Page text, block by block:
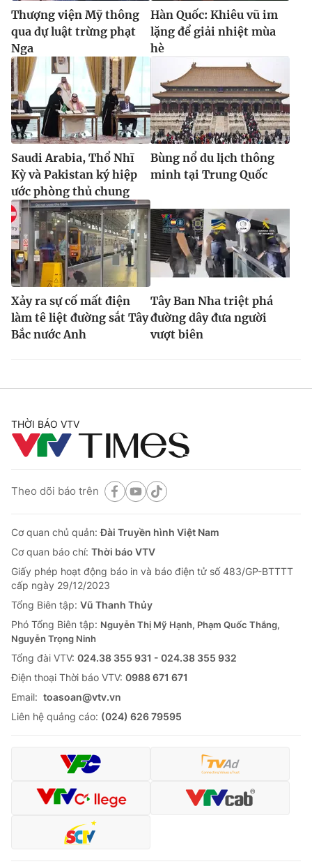
Thượng viện Mỹ thông
qua dự luật trừng phạt
Nga
Hàn Quốc: Khiêu vũ im
lặng để giải nhiệt mùa
hè
Saudi Arabia, Thổ Nhĩ
Kỳ và Pakistan ký hiệp
ước phòng thủ chung
Bùng nổ du lịch thông
minh tại Trung Quốc
Xảy ra sự cố mất điện
làm tê liệt đường sắt Tây
Bắc nước Anh
Tây Ban Nha triệt phá
đường dây đưa người
vượt biên
THỜI BÁO VTV
Theo dõi báo trên
Cơ quan chủ quản:Đài Truyền hình Việt Nam
Cơ quan báo chí: Thời báo VTV
Giấy phép hoạt động báo in và báo điện tử số 483/GP-BTTTT
cấp ngày 29/12/2023
Tổng Biên tập: Vũ Thanh Thủy
Phó Tổng Biên tập: Nguyễn Thị Mỹ Hạnh, Phạm Quốc Thắng,
Nguyễn Trọng Ninh
Tổng đài VTV: 024.38 355 931 - 024.38 355 932
Ðiện thoại Thời báo VTV: 0988 671 671
Email: toasoan@vtv.vn
Liên hệ quảng cáo: (024) 626 79595